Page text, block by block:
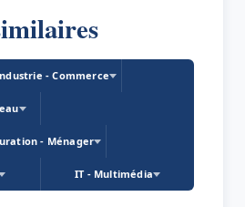
- Commerce
- Ménager
IT - Multimédia